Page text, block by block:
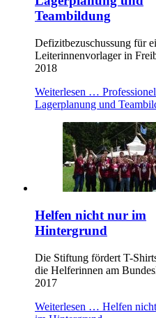
Teambildung
Defizitbezuschussung für
Leiterinnenvorlager in
2018
Weiterlesen …
Lagerplanung und
Helfen nicht nur im
Hintergrund
Die Stiftung fördert T-
die Helferinnen am
2017
Weiterlesen … Helfen